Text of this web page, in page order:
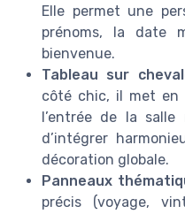
Elle permet une
prénoms, la date
bienvenue.
Tableau sur
côté chic, il met en
l’entrée de la
d’intégrer
décoration globale.
Panneaux
précis (voyage,